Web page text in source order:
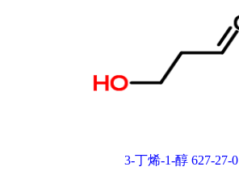
3-丁烯-1-醇 627-27-0